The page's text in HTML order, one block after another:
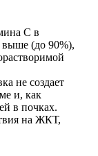
С в
выше (до 90%),
не создает
и, как
в почках.
на ЖКТ,